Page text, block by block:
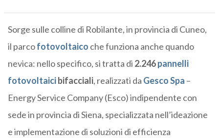
Sorge sulle colline di Robilante, in provincia di Cuneo,
il parcofotovoltaico che funziona anche quando
nevica: nello specifico, si tratta di 2.246pannelli
fotovoltaicibifacciali, realizzati da Gesco Spa –
Energy Service Company (Esco) indipendente con
sede in provincia di Siena, specializzata nell’ideazione
e implementazione di soluzioni di efficienza